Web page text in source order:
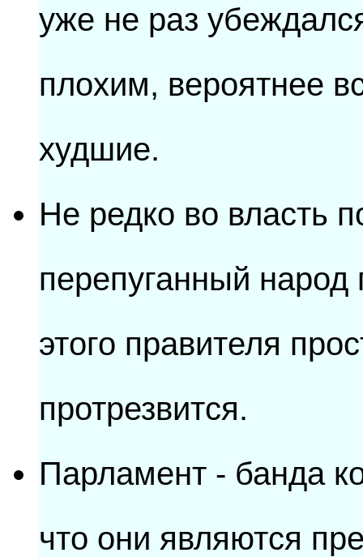
уже не раз
плохим, вероятнее
худшие.
Не редко во власть
перепуганный народ
этого правителя
протрезвится.
Парламент - банда
что они являются